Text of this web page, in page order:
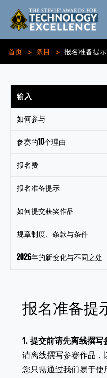
首页 > 条目 > 报名准备提示
输入
如何参与
参赛的10个理由
报名费
报名准备提示
如何提交获奖作品
规章制度、条款与条件
2026年的新变化与不同之处
报名准备提
1. 提交前请先离线撰写
请离线撰写参赛作品，
您只需通过我们易于